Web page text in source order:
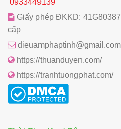
Giấy phép ĐKKD:
cấp
dieuamphaptinh@gmail.com
https://thuanduyen.com/
https://tranhtuongphat.com/